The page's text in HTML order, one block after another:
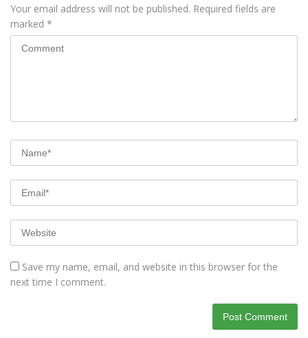
Your email address will not be published. Required fields are
marked *
Save my name, email, and website in this browser for the
next time I comment.